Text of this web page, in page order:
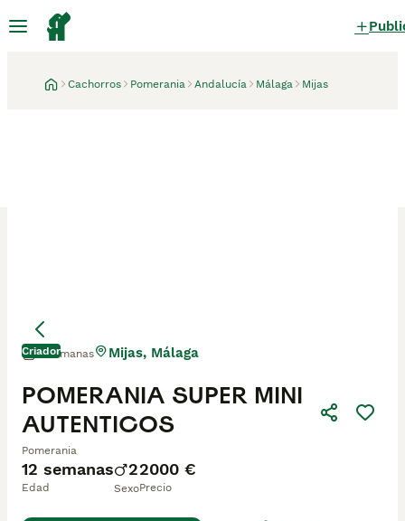
Cachorros Pomerania Andalucía Málaga Mijas
Criador
12 semanas
Edad
2
Sexo
2000 €
Precio
POMERANIA SUPER MINI
AUTENTICOS
Pomerania
2 semanas Mijas, Málaga